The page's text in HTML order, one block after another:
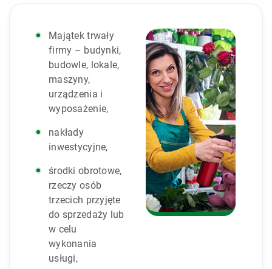
Majątek trwały
firmy – budynki,
budowle, lokale,
maszyny,
urządzenia i
wyposażenie,
nakłady
inwestycyjne,
środki obrotowe,
rzeczy osób
trzecich przyjęte
do sprzedaży lub
w celu
wykonania
usługi,